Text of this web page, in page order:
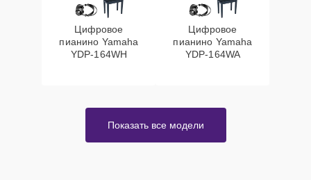
Цифровое
пианино Yamaha
YDP-164WH
Цифровое
пианино Yamaha
YDP-164WA
Показать все модели